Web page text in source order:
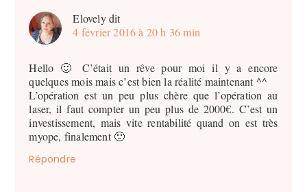
Elovely dit
4 février 2016 à 20 h 36 min
Hello 🙂 C’était un rêve pour moi il y a encore
quelques mois mais c’est bien la réalité maintenant ^^
L’opération est un peu plus chère que l’opération au
laser, il faut compter un peu plus de 2000€. C’est un
investissement, mais vite rentabilité quand on est très
myope, finalement 🙂
Répondre